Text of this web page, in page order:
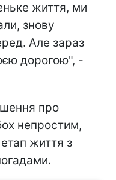
життя, ми
знову
Але зараз
дорогою", -
про
непростим,
життя з